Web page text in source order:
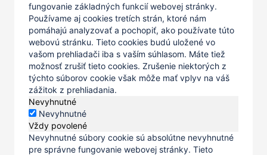
fungovanie základných funkcií webovej stránky.
Používame aj cookies tretích strán, ktoré nám
pomáhajú analyzovať a pochopiť, ako používate túto
webovú stránku. Tieto cookies budú uložené vo
vašom prehliadači iba s vaším súhlasom. Máte tiež
možnosť zrušiť tieto cookies. Zrušenie niektorých z
týchto súborov cookie však môže mať vplyv na váš
zážitok z prehliadania.
Nevyhnutné
Nevyhnutné
Vždy povolené
Nevyhnutné súbory cookie sú absolútne nevyhnutné
pre správne fungovanie webovej stránky. Tieto